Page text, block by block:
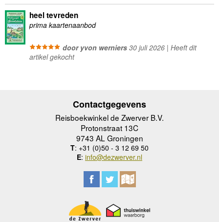
heel tevreden
prima kaartenaanbod
door yvon werniers30 juli 2026 | Heeft dit
artikel gekocht
Contactgegevens
Reisboekwinkel de Zwerver B.V.
Protonstraat 13C
9743 AL Groningen
T: +31 (0)50 - 3 12 69 50
E: info@dezwerver.nl